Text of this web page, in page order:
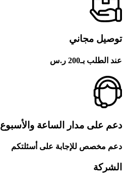
توصيل مجاني
عند الطلب بـ200 ر.س
دعم على مدار الساعة والأسبوع
دعم مخصص للإجابة على أسئلتكم
الشركة